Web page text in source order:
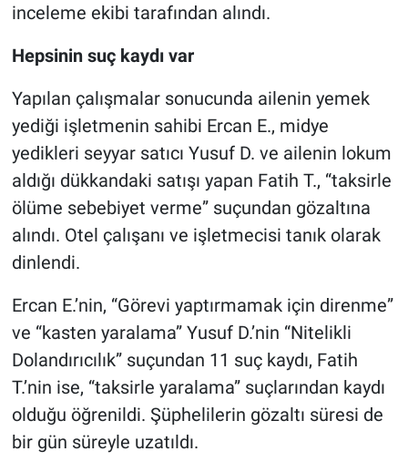
inceleme ekibi tarafından alındı.
Hepsinin suç kaydı var
Yapılan çalışmalar sonucunda ailenin yemek
yediği işletmenin sahibi Ercan E., midye
yedikleri seyyar satıcı Yusuf D. ve ailenin lokum
aldığı dükkandaki satışı yapan Fatih T., “taksirle
ölüme sebebiyet verme” suçundan gözaltına
alındı. Otel çalışanı ve işletmecisi tanık olarak
dinlendi.
Ercan E.’nin, “Görevi yaptırmamak için direnme”
ve “kasten yaralama” Yusuf D.’nin “Nitelikli
Dolandırıcılık” suçundan 11 suç kaydı, Fatih
T.’nin ise, “taksirle yaralama” suçlarından kaydı
olduğu öğrenildi. Şüphelilerin gözaltı süresi de
bir gün süreyle uzatıldı.